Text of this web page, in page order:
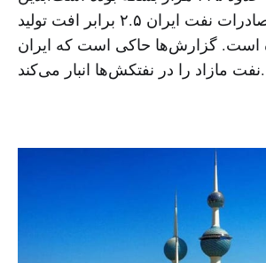
ترتیب، افت صادرات نفت ایران ۲.۵ برابر افت تولید
است. گزارش‌ها حاکی است که ایران
نفت مازاد را در نفتکش‌ها انبار می‌کند.